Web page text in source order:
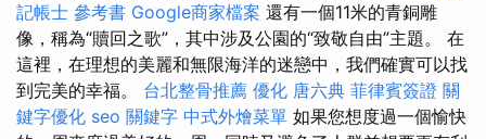
記帳士 參考書 Google商家檔案 還有一個11米的青銅雕
像，稱為“贖回之歌”，其中涉及公園的“致敬自由”主題。 在
這裡，在理想的美麗和無限海洋的迷戀中，我們確實可以找
到完美的幸福。 台北整骨推薦 優化 唐六典 菲律賓簽證 關
鍵字優化 seo 關鍵字 中式外燴菜單 如果您想度過一個愉快